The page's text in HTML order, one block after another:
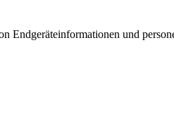
und